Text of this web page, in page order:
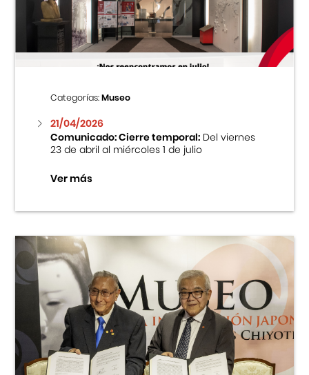
Centro Cultural Peruano Japonés
Museo de la Inmigración Japonesa
Fondo Editorial
Teatro Peruano Japonés
Categorías:Museo
21/04/2026
Comunicado: Cierre temporal:Del viernes
23 de abril al miércoles 1 de julio
Ver más